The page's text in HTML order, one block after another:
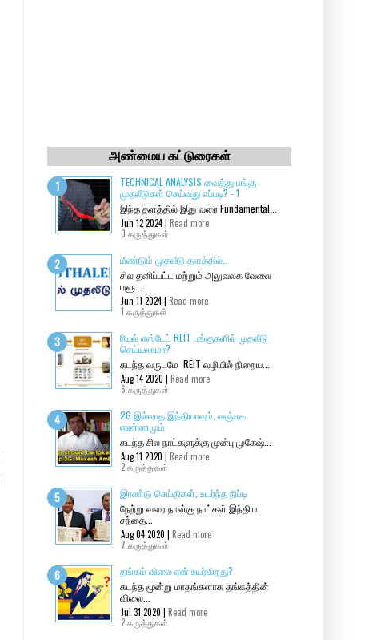
அண்மைய கட்டுரைகள்
TECHNICAL ANALYSIS வைத்து பங்கு
முதலீடுகள் செய்வது எப்படி? - 1
இந்த தளத்தில் இது வரை Fundamental...
Jun 12 2024 | Read more
0 கருத்துகள்
மீண்டும் முதலீடு தளத்தில்..
சில தனிப்பட்ட மற்றும் அலுவலக வேலை
பளு...
Jun 11 2024 | Read more
1 கருத்துகள்
ரியல் எஸ்டேட் REIT பங்குகளில் முதலீடு
செய்யலாமா?
கடந்த வருடமே REIT வழியில் நிறைய...
Aug 14 2020 | Read more
6 கருத்துகள்
2G இல்லாத இந்தியாவும், வஞ்சக
எண்ணமும்
கடந்த சில நாட்களுக்கு முன்பு முகேஷ்...
Aug 11 2020 | Read more
2 கருத்துகள்
இரண்டு செய்திகள், உயர்ந்த நிப்டி
நேற்று வரை நான்கு நாட்கள் இந்திய
சந்தை...
Aug 04 2020 | Read more
7 கருத்துகள்
தங்கம் விலை ஏன் உயர்கிறது?
கடந்த மூன்று மாதங்களாக தங்கத்தின்
விலை...
Jul 31 2020 | Read more
2 கருத்துகள்